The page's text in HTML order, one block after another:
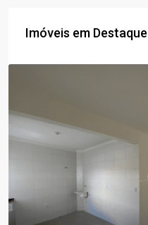
Imóveis em Destaque